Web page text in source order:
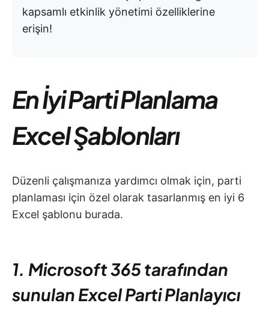
kapsamlı etkinlik yönetimi özelliklerine
erişin!
En İyi Parti Planlama
Excel Şablonları
Düzenli çalışmanıza yardımcı olmak için, parti
planlaması için özel olarak tasarlanmış en iyi 6
Excel şablonu burada.
1. Microsoft 365 tarafından
sunulan Excel Parti Planlayıcı